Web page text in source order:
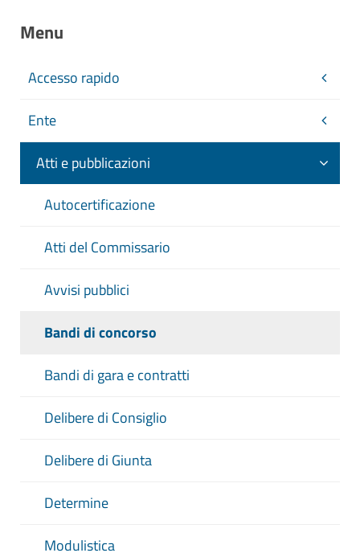
Menu
Accesso rapido
Ente
Atti e pubblicazioni
Autocertificazione
Atti del Commissario
Avvisi pubblici
Bandi di concorso
Bandi di gara e contratti
Delibere di Consiglio
Delibere di Giunta
Determine
Modulistica